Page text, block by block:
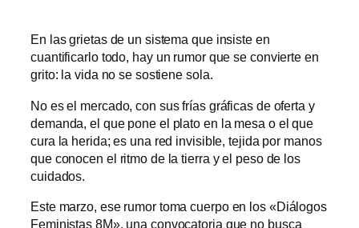
En las grietas de un sistema que insiste en
cuantificarlo todo, hay un rumor que se convierte en
grito: la vida no se sostiene sola.
No es el mercado, con sus frías gráficas de oferta y
demanda, el que pone el plato en la mesa o el que
cura la herida; es una red invisible, tejida por manos
que conocen el ritmo de la tierra y el peso de los
cuidados.
Este marzo, ese rumor toma cuerpo en los «Diálogos
Feministas 8M», una convocatoria que no busca